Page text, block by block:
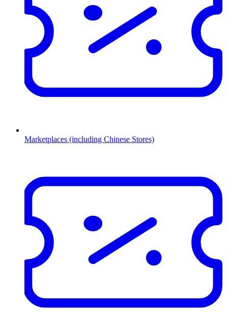
Marketplaces (including Chinese Stores)